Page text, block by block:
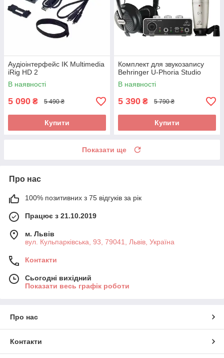
Аудіоінтерфейс IK Multimedia
iRig HD 2
В наявності
5 090 ₴ 5 490 ₴
Купити
Комплект для звукозапису
Behringer U-Phoria Studio
В наявності
5 390 ₴ 5 790 ₴
Купити
Показати ще
Про нас
100% позитивних з 75 відгуків за рік
Працює з 21.10.2019
м. Львів
вул. Кульпарківська, 93, 79041, Львів, Україна
Контакти
Сьогодні вихідний
Показати весь графік роботи
Про нас
Контакти